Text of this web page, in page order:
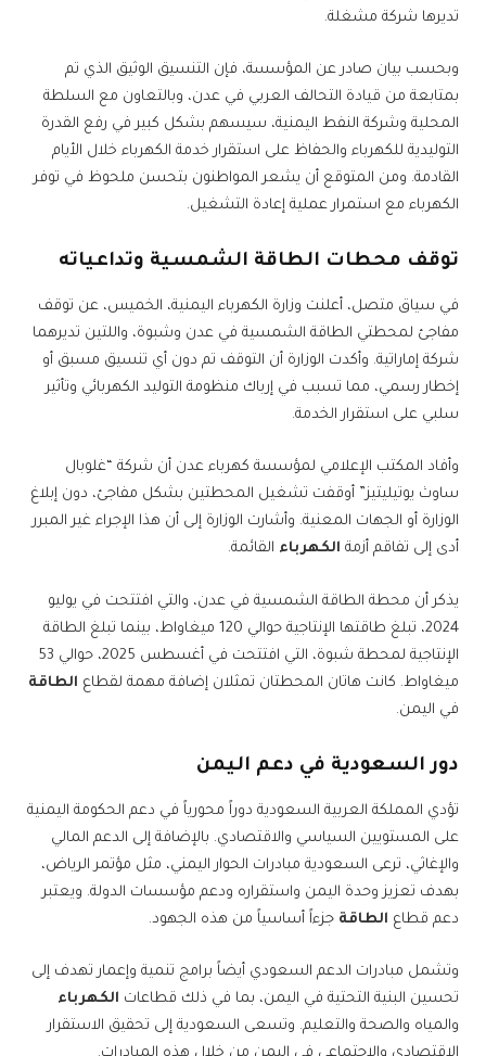
تديرها شركة مشغلة.
وبحسب بيان صادر عن المؤسسة، فإن التنسيق الوثيق الذي تم
بمتابعة من قيادة التحالف العربي في عدن، وبالتعاون مع السلطة
المحلية وشركة النفط اليمنية، سيسهم بشكل كبير في رفع القدرة
التوليدية للكهرباء والحفاظ على استقرار خدمة الكهرباء خلال الأيام
القادمة. ومن المتوقع أن يشعر المواطنون بتحسن ملحوظ في توفر
الكهرباء مع استمرار عملية إعادة التشغيل.
توقف محطات الطاقة الشمسية وتداعياته
في سياق متصل، أعلنت وزارة الكهرباء اليمنية، الخميس، عن توقف
مفاجئ لمحطتي الطاقة الشمسية في عدن وشبوة، واللتين تديرهما
شركة إماراتية. وأكدت الوزارة أن التوقف تم دون أي تنسيق مسبق أو
إخطار رسمي، مما تسبب في إرباك منظومة التوليد الكهربائي وتأثير
سلبي على استقرار الخدمة.
وأفاد المكتب الإعلامي لمؤسسة كهرباء عدن أن شركة “غلوبال
ساوث يوتيليتيز” أوقفت تشغيل المحطتين بشكل مفاجئ، دون إبلاغ
الوزارة أو الجهات المعنية. وأشارت الوزارة إلى أن هذا الإجراء غير المبرر
أدى إلى تفاقم أزمة الكهرباء القائمة.
يذكر أن محطة الطاقة الشمسية في عدن، والتي افتتحت في يوليو
2024، تبلغ طاقتها الإنتاجية حوالي 120 ميغاواط، بينما تبلغ الطاقة
الإنتاجية لمحطة شبوة، التي افتتحت في أغسطس 2025، حوالي 53
ميغاواط. كانت هاتان المحطتان تمثلان إضافة مهمة لقطاع الطاقة
في اليمن.
دور السعودية في دعم اليمن
تؤدي المملكة العربية السعودية دوراً محورياً في دعم الحكومة اليمنية
على المستويين السياسي والاقتصادي. بالإضافة إلى الدعم المالي
والإغاثي، ترعى السعودية مبادرات الحوار اليمني، مثل مؤتمر الرياض،
بهدف تعزيز وحدة اليمن واستقراره ودعم مؤسسات الدولة. ويعتبر
دعم قطاع الطاقة جزءاً أساسياً من هذه الجهود.
وتشمل مبادرات الدعم السعودي أيضاً برامج تنمية وإعمار تهدف إلى
تحسين البنية التحتية في اليمن، بما في ذلك قطاعات الكهرباء
والمياه والصحة والتعليم. وتسعى السعودية إلى تحقيق الاستقرار